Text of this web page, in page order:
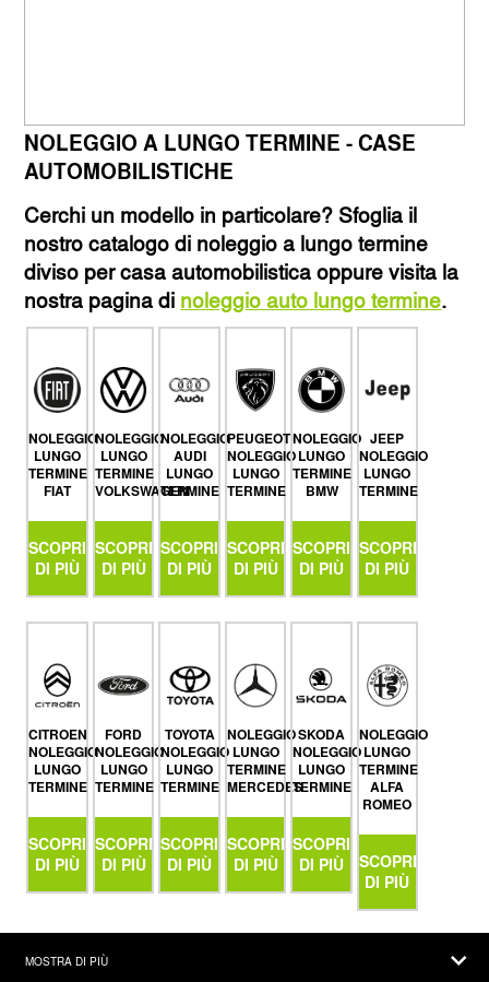
NOLEGGIO A LUNGO TERMINE - CASE
AUTOMOBILISTICHE
Cerchi un modello in particolare? Sfoglia il
nostro catalogo di noleggio a lungo termine
diviso per casa automobilistica oppure visita la
nostra pagina di noleggio auto lungo termine.
NOLEGGIO
LUNGO
TERMINE
FIAT
SCOPRI
DI PIÙ
NOLEGGIO
LUNGO
TERMINE
VOLKSWAGEN
SCOPRI
DI PIÙ
NOLEGGIO
AUDI
LUNGO
TERMINE
SCOPRI
DI PIÙ
PEUGEOT
NOLEGGIO
LUNGO
TERMINE
SCOPRI
DI PIÙ
NOLEGGIO
LUNGO
TERMINE
BMW
SCOPRI
DI PIÙ
JEEP
NOLEGGIO
LUNGO
TERMINE
SCOPRI
DI PIÙ
CITROEN
NOLEGGIO
LUNGO
TERMINE
SCOPRI
DI PIÙ
FORD
NOLEGGIO
LUNGO
TERMINE
SCOPRI
DI PIÙ
TOYOTA
NOLEGGIO
LUNGO
TERMINE
SCOPRI
DI PIÙ
NOLEGGIO
LUNGO
TERMINE
MERCEDES
SCOPRI
DI PIÙ
SKODA
NOLEGGIO
LUNGO
TERMINE
SCOPRI
DI PIÙ
NOLEGGIO
LUNGO
TERMINE
ALFA
ROMEO
SCOPRI
DI PIÙ
MOSTRA DI PIÙ